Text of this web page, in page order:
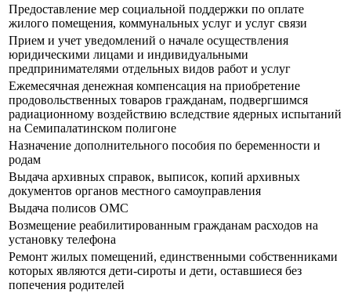
Предоставление мер социальной поддержки по оплате
жилого помещения, коммунальных услуг и услуг связи
Прием и учет уведомлений о начале осуществления
юридическими лицами и индивидуальными
предпринимателями отдельных видов работ и услуг
Ежемесячная денежная компенсация на приобретение
продовольственных товаров гражданам, подвергшимся
радиационному воздействию вследствие ядерных испытаний
на Семипалатинском полигоне
Назначение дополнительного пособия по беременности и
родам
Выдача архивных справок, выписок, копий архивных
документов органов местного самоуправления
Выдача полисов ОМС
Возмещение реабилитированным гражданам расходов на
установку телефона
Ремонт жилых помещений, единственными собственниками
которых являются дети-сироты и дети, оставшиеся без
попечения родителей